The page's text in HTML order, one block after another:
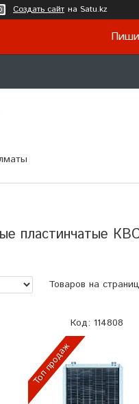
Создать сайт на Satu.kz
пластинчатые
114808
Топ продаж